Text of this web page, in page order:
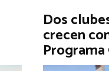
Dos
crecen